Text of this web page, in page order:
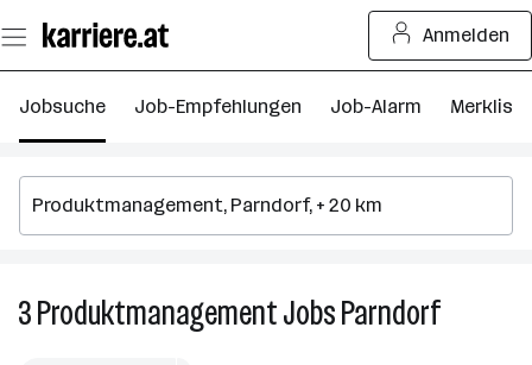
Seiteninhalt
springen
Anmelden
Jobsuche Job-Empfehlungen Job-Alarm Merkliste
3ProduktmanagementJobsParndorf3